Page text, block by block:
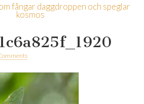
fångar daggdroppen och speglar
kosmos